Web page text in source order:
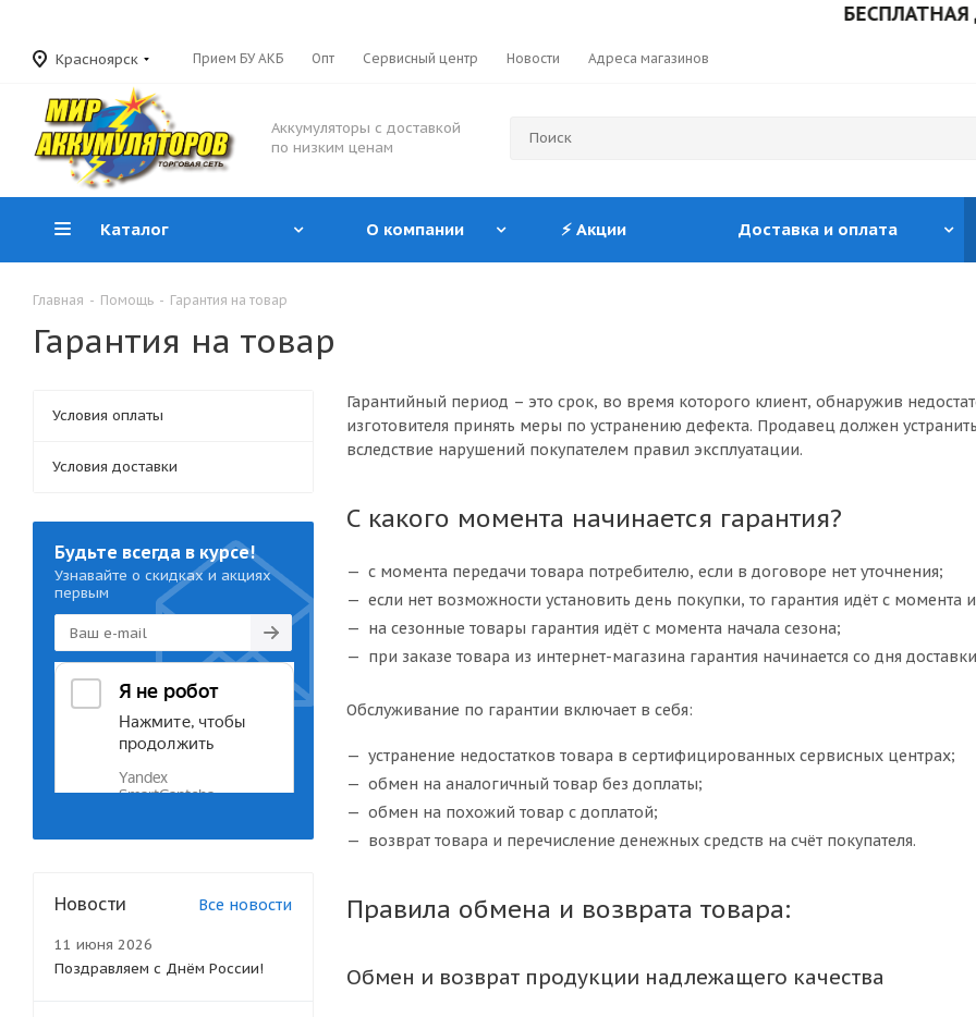
БЕСПЛАТНАЯ
Красноярск Прием БУ АКБ Опт Сервисный центр Новости Адреса магазинов
Аккумуляторы с доставкой
по низким ценам
Каталог О компании ⚡ Акции Доставка и оплата
Главная - Помощь - Гарантия на товар
Гарантия на товар
Гарантийный период – это срок, во время которого клиент, обнаружив
изготовителя принять меры по устранению дефекта. Продавец должен
вследствие нарушений покупателем правил эксплуатации.
С какого момента начинается гарантия?
с момента передачи товара потребителю, если в договоре нет уточнения;
если нет возможности установить день покупки, то гарантия идёт с момента
на сезонные товары гарантия идёт с момента начала сезона;
при заказе товара из интернет-магазина гарантия начинается со дня
Обслуживание по гарантии включает в себя:
устранение недостатков товара в сертифицированных сервисных центрах;
обмен на аналогичный товар без доплаты;
обмен на похожий товар с доплатой;
возврат товара и перечисление денежных средств на счёт покупателя.
Правила обмена и возврата товара:
Обмен и возврат продукции надлежащего качества
Условия оплаты
Условия доставки
Будьте всегда в курсе!
Узнавайте о скидках и акциях
первым
Новости Все новости
11 июня 2026
Поздравляем с Днём России!